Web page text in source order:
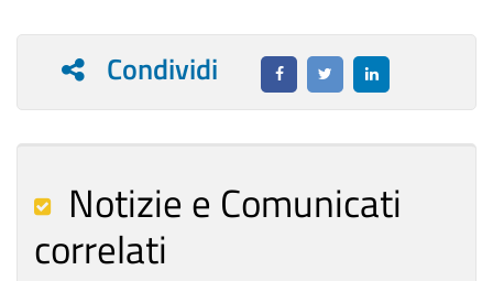
Condividi
Notizie e Comunicati
correlati